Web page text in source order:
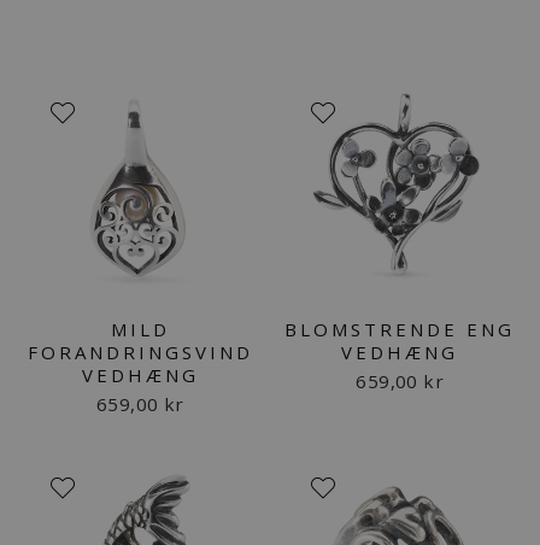
MILD
FORANDRINGSVIND
VEDHÆNG
659,00 kr
BLOMSTRENDE ENG
VEDHÆNG
659,00 kr